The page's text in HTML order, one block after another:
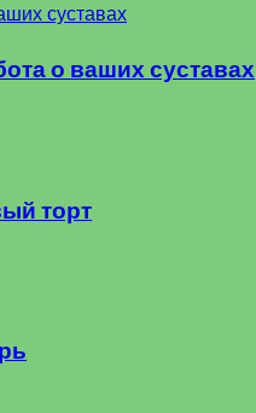
о ваших суставах
торт